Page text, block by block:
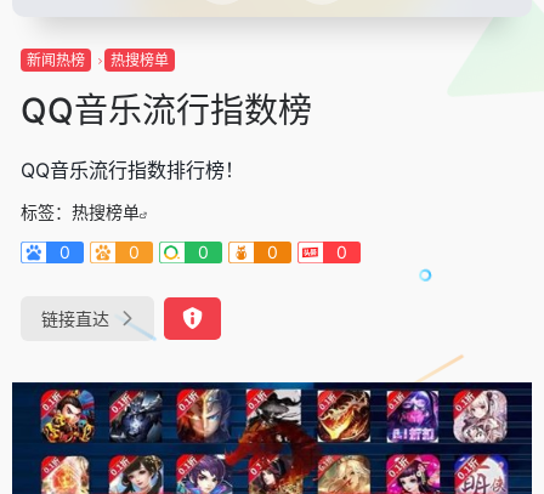
新闻热榜 热搜榜单
QQ音乐流行指数榜
QQ音乐流行指数排行榜！
标签： 热搜榜单
0
0 0 0 0
链接直达